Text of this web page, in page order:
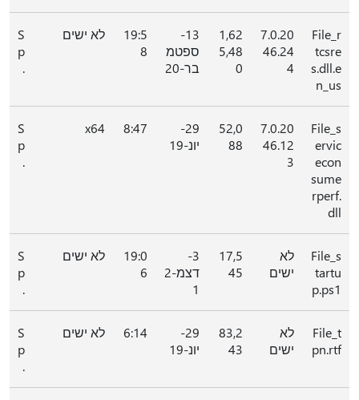
File_r
tcsre
s.dll.e
n_us
7.0.20
46.24
4
1,62
5,48
0
13-
ספטמ
בר-20
19:5
8
לא ישים
S
p
.
File_s
ervic
econ
sume
rperf.
dll
7.0.20
46.12
3
52,0
88
29-
יונ-19
8:47
x64
S
p
.
File_s
tartu
p.ps1
לא
ישים
17,5
45
3-
דצמ-2
1
19:0
6
לא ישים
S
p
.
File_t
pn.rtf
לא
ישים
83,2
43
29-
יונ-19
6:14 לא ישים
S
p
.